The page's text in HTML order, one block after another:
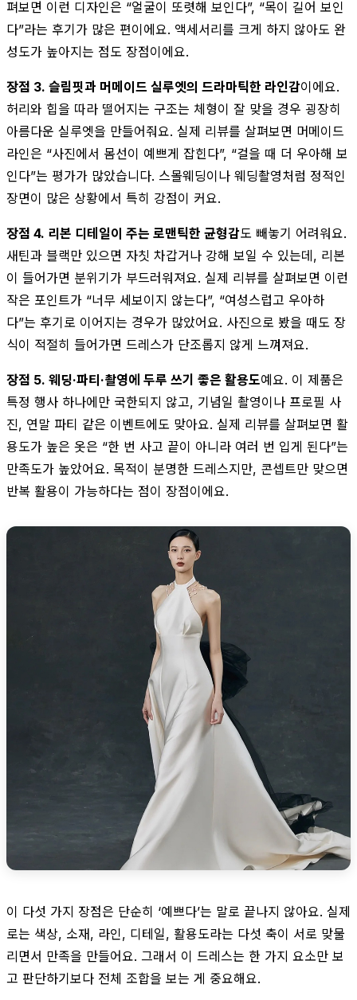
펴보면 이런 디자인은 “얼굴이 또렷해 보인다”, “목이 길어 보인
다”라는 후기가 많은 편이에요. 액세서리를 크게 하지 않아도 완
성도가 높아지는 점도 장점이에요.
장점 3. 슬림핏과 머메이드 실루엣의 드라마틱한 라인감이에요.
허리와 힙을 따라 떨어지는 구조는 체형이 잘 맞을 경우 굉장히
아름다운 실루엣을 만들어줘요. 실제 리뷰를 살펴보면 머메이드
라인은 “사진에서 몸선이 예쁘게 잡힌다”, “걸을 때 더 우아해 보
인다”는 평가가 많았습니다. 스몰웨딩이나 웨딩촬영처럼 정적인
장면이 많은 상황에서 특히 강점이 커요.
장점 4. 리본 디테일이 주는 로맨틱한 균형감도 빼놓기 어려워요.
새틴과 블랙만 있으면 자칫 차갑거나 강해 보일 수 있는데, 리본
이 들어가면 분위기가 부드러워져요. 실제 리뷰를 살펴보면 이런
작은 포인트가 “너무 세보이지 않는다”, “여성스럽고 우아하
다”는 후기로 이어지는 경우가 많았어요. 사진으로 봤을 때도 장
식이 적절히 들어가면 드레스가 단조롭지 않게 느껴져요.
장점 5. 웨딩·파티·촬영에 두루 쓰기 좋은 활용도예요. 이 제품은
특정 행사 하나에만 국한되지 않고, 기념일 촬영이나 프로필 사
진, 연말 파티 같은 이벤트에도 맞아요. 실제 리뷰를 살펴보면 활
용도가 높은 옷은 “한 번 사고 끝이 아니라 여러 번 입게 된다”는
만족도가 높았어요. 목적이 분명한 드레스지만, 콘셉트만 맞으면
반복 활용이 가능하다는 점이 장점이에요.
이 다섯 가지 장점은 단순히 ‘예쁘다’는 말로 끝나지 않아요. 실제
로는 색상, 소재, 라인, 디테일, 활용도라는 다섯 축이 서로 맞물
리면서 만족을 만들어요. 그래서 이 드레스는 한 가지 요소만 보
고 판단하기보다 전체 조합을 보는 게 중요해요.